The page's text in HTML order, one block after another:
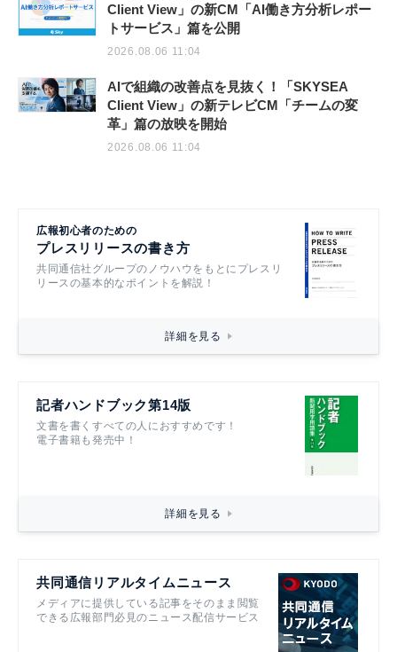
Client View」の新CM「AI働き方分析レポー
トサービス」篇を公開
2026.08.06 11:04
AIで組織の改善点を見抜く！「SKYSEA
Client View」の新テレビCM「チームの変
革」篇の放映を開始
2026.08.06 11:04
広報初心者のための
プレスリリースの書き方
共同通信社グループのノウハウをもとにプレスリ
リースの基本的なポイントを解説！
詳細を見る
記者ハンドブック第14版
文書を書くすべての人におすすめです！
電子書籍も発売中！
詳細を見る
共同通信リアルタイムニュース
メディアに提供している記事をそのまま閲覧
できる広報部門必見のニュース配信サービス